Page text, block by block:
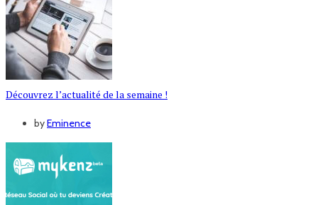
Découvrez l’actualité de la semaine !
byEminence